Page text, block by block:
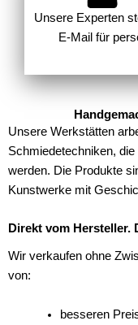
Unsere Experten
E-Mail für
Unsere Werkstätten
Schmiedetechniken,
werden. Die Produkte
Kunstwerke mit
Direkt vom Hersteller.
Wir verkaufen ohne
von:
besseren